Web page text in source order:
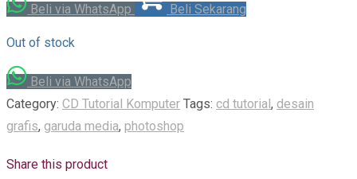
Beli via WhatsApp Beli Sekarang
Out of stock
Beli via WhatsApp
Category: CD Tutorial Komputer Tags: cd tutorial, desain
grafis, garuda media, photoshop
Share this product